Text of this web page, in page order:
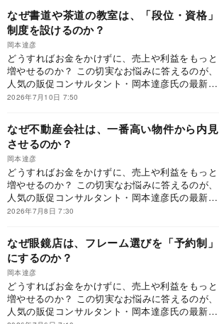
は、「行動経済学×現場目線」で「つい買いたく
なる」販促の仕掛けとは何かを言語化した初の
書。本書が提示するのは、「お客様の購買行動そ
のものを変える設計とは？」です。どうすれば、
「利益が残る経営」へと変われるのか？ 本連載で
は、『客単価アップ大事典』に収録しきれなかっ
た事例の中から、現場ですぐに導入でき、成果に
つながりやすい客単価アップの仕掛けを厳選して
なぜ書道や茶道の教室は、「段位・資格」
制度を設けるのか？
岡本達彦
どうすればお金をかけずに、売上や利益をもっと
増やせるのか？ この切実なお悩みに答えるのが、
人気の販促コンサルタント・岡本達彦氏の最新刊
『客単価アップ大事典 「つい買ってしまう」販
は、「行動経済学×現場目線」で「つい買いたく
なる」販促の仕掛けとは何かを言語化した初の
書。本書が提示するのは、「お客様の購買行動そ
のものを変える設計とは？」です。どうすれば、
「利益が残る経営」へと変われるのか？ 本連載で
は、『客単価アップ大事典』に収録しきれなかっ
た事例の中から、現場ですぐに導入でき、成果に
つながりやすい客単価アップの仕掛けを厳選して
2026年7月10日 7:50
なぜ不動産会社は、一番高い物件から内見
させるのか？
岡本達彦
どうすればお金をかけずに、売上や利益をもっと
増やせるのか？ この切実なお悩みに答えるのが、
人気の販促コンサルタント・岡本達彦氏の最新刊
『客単価アップ大事典 「つい買ってしまう」販
は、「行動経済学×現場目線」で「つい買いたく
なる」販促の仕掛けとは何かを言語化した初の
書。本書が提示するのは、「お客様の購買行動そ
のものを変える設計とは？」です。どうすれば、
「利益が残る経営」へと変われるのか？ 本連載で
は、『客単価アップ大事典』に収録しきれなかっ
た事例の中から、現場ですぐに導入でき、成果に
2026年7月8日 7:30
なぜ眼鏡店は、フレーム選びを「予約制」
にするのか？
岡本達彦
どうすればお金をかけずに、売上や利益をもっと
増やせるのか？ この切実なお悩みに答えるのが、
人気の販促コンサルタント・岡本達彦氏の最新刊